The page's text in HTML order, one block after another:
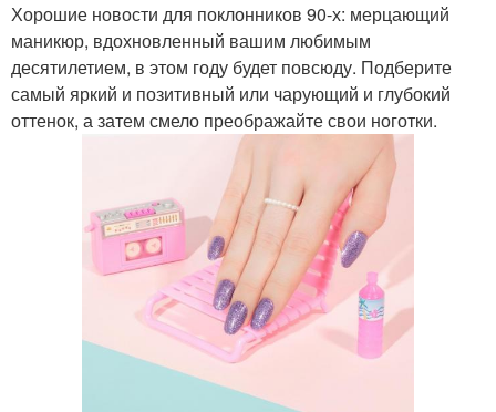
Хорошие новости для поклонников 90-х: мерцающий
маникюр, вдохновленный вашим любимым
десятилетием, в этом году будет повсюду. Подберите
самый яркий и позитивный или чарующий и глубокий
оттенок, а затем смело преображайте свои ноготки.